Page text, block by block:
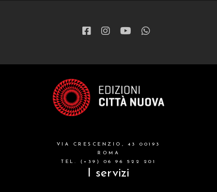
VIA CRESCENZIO, 43 00193
ROMA
TEL. (+39) 06 96 522 201
I servizi